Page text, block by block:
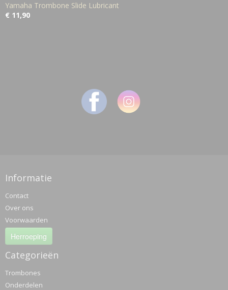
Yamaha Trombone Slide Lubricant
€ 11,90
Informatie
Contact
Over ons
Voorwaarden
Herroeping
Categorieën
Trombones
Onderdelen